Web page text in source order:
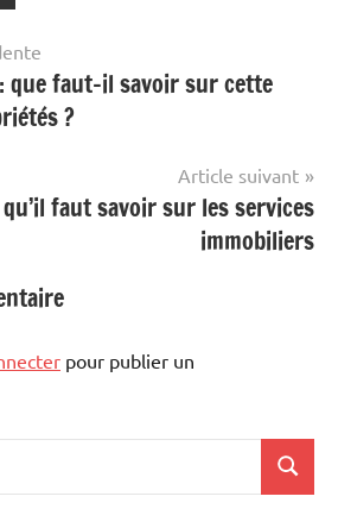
que faut-il savoir sur cette
?
Article suivant
faut savoir sur les services
immobiliers
pour publier un